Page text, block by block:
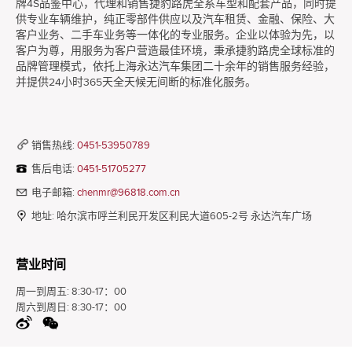
牌4S品鉴中心，代理和销售捷豹路虎全系车型和配套产品，同时提
供专业车辆维护，纯正零部件供应以及汽车租赁、金融、保险、大
客户业务、二手车业务等一体化的专业服务。企业以体验为先，以
客户为尊，用服务为客户营造最佳环境，秉承捷豹路虎全球标准的
品牌管理模式，依托上海永达汽车集团二十余年的销售服务经验，
并提供24小时365天全天候无间断的标准化服务。
销售热线: 0451-53950789
售后电话: 0451-51705277
电子邮箱: chenmr@96818.com.cn
地址: 哈尔滨市呼兰利民开发区利民大道605-2号 永达汽车广场
营业时间
周一到周五: 8:30-17：00
周六到周日: 8:30-17：00